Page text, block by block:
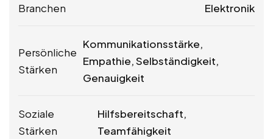
Branchen Elektronik
Persönliche
Stärken
Kommunikationsstärke,
Empathie, Selbständigkeit,
Genauigkeit
Soziale
Stärken
Hilfsbereitschaft,
Teamfähigkeit